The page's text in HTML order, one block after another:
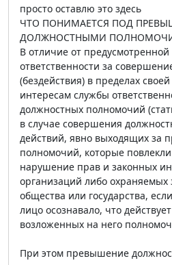
просто оставлю это здесь
ЧТО ПОНИМАЕТСЯ ПОД
ДОЛЖНОСТНЫМИ
В отличие от
ответственности за
(бездействия) в пределах
интересам службы
должностных полномочий
в случае совершения
действий, явно выходящих за
полномочий, которые
нарушение прав и законных
организаций либо охраняемых
общества или государства,
лицо осознавало, что
возложенных на него
При этом превышение